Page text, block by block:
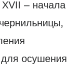
– начала
осушения